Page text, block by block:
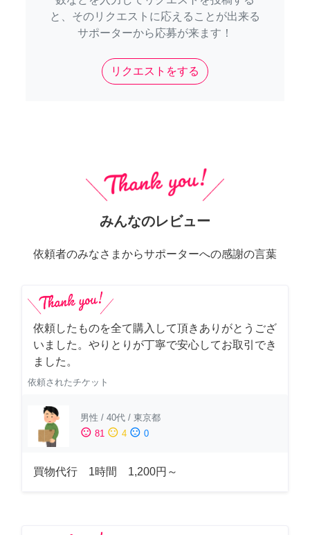
と、そのリクエストに応えることが出来る
サポーターから応募が来ます！
リクエストをする
みんなのレビュー
依頼者のみなさまからサポーターへの感謝の言葉
依頼したものを全て購入して頂きありがとうござ
いました。やりとりが丁寧で安心してお取引でき
ました。
依頼されたチケット
男性 / 40代 / 東京都
sentiment_satisfied 81 sentiment_neutral 4 sentiment_dissatisfied 0
買物代行 1時間 1,200円～